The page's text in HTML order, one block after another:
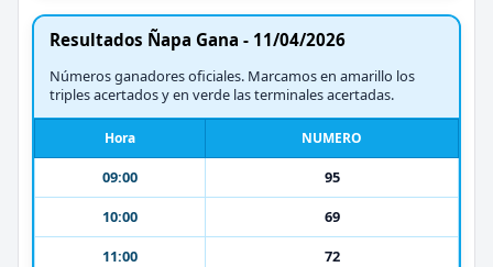
Resultados Ñapa Gana - 11/04/2026
Números ganadores oficiales. Marcamos en amarillo los
triples acertados y en verde las terminales acertadas.
Hora NUMERO
09:00
95
10:00
69
11:00
72